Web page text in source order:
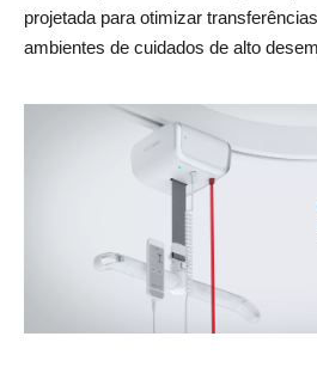
projetada para otimizar
ambientes de cuidados de alto